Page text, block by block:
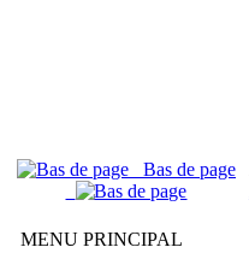
Bas de page
MENU PRINCIPAL